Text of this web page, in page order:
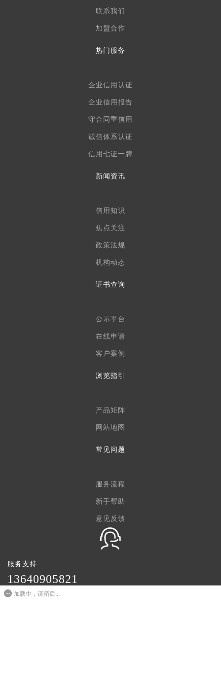
联系我们
加盟合作
热门服务
企业信用认证
企业信用报告
守合同重信用
诚信体系认证
信用七证一牌
新闻资讯
信用知识
焦点关注
政策法规
机构动态
证书查询
公示平台
在线申请
客户案例
浏览指引
产品矩阵
网站地图
常见问题
服务流程
新手帮助
意见反馈
服务支持
1 3640905821
周一至周六09:00-20:00
加载中，请稍后...